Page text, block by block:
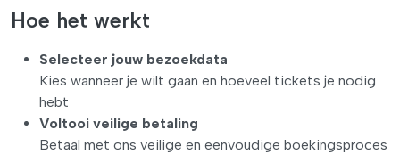
Hoe het werkt
Selecteer jouw bezoekdata
Kies wanneer je wilt gaan en hoeveel tickets je nodig
hebt
Voltooi veilige betaling
Betaal met ons veilige en eenvoudige boekingsproces